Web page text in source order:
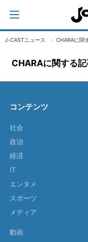
J-CASTニュース CHARAに関
CHARAに関する
コンテンツ
社会
政治
経済
IT
エンタメ
スポーツ
メディア
動画